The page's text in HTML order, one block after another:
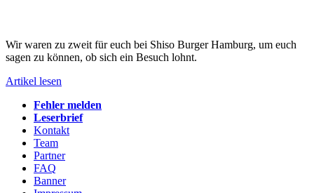
Wir waren zu zweit für euch bei Shiso Burger Hamburg, um euch
sagen zu können, ob sich ein Besuch lohnt.
Artikel lesen
Fehler melden
Leserbrief
Kontakt
Team
Partner
FAQ
Banner